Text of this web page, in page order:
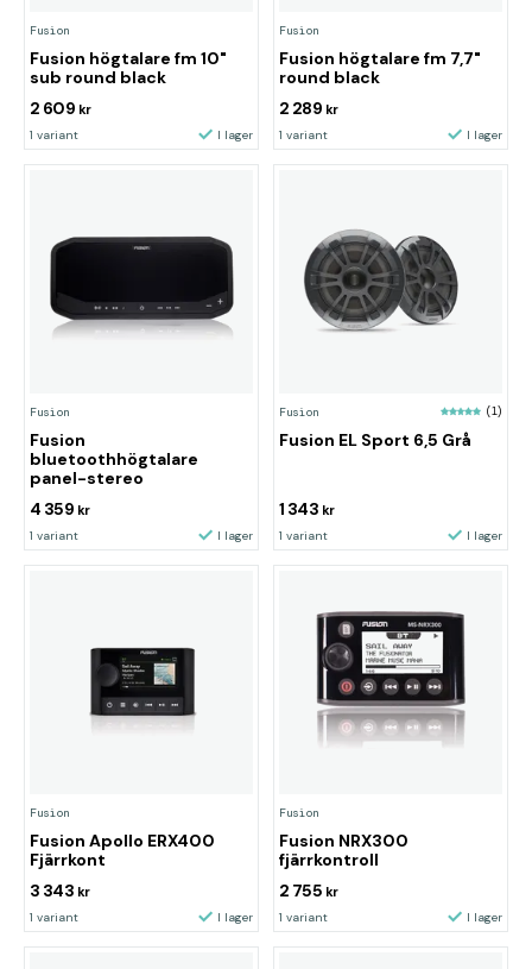
Fusion
Fusion högtalare fm 10"
sub round black
2 609 kr
1 variant I lager
Fusion
Fusion högtalare fm 7,7"
round black
2 289 kr
1 variant I lager
Fusion
Fusion
bluetoothhögtalare
panel-stereo
4 359 kr
1 variant I lager
Fusion (1)
Fusion EL Sport 6,5 Grå
1 343 kr
1 variant I lager
Fusion
Fusion Apollo ERX400
Fjärrkont
3 343 kr
1 variant I lager
Fusion
Fusion NRX300
fjärrkontroll
2 755 kr
1 variant I lager